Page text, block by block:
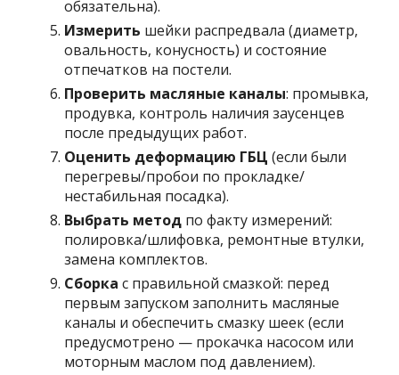
обязательна).
Измерить шейки распредвала (диаметр,
овальность, конусность) и состояние
отпечатков на постели.
Проверить масляные каналы: промывка,
продувка, контроль наличия заусенцев
после предыдущих работ.
Оценить деформацию ГБЦ (если были
перегревы/пробои по прокладке/
нестабильная посадка).
Выбрать метод по факту измерений:
полировка/шлифовка, ремонтные втулки,
замена комплектов.
Сборка с правильной смазкой: перед
первым запуском заполнить масляные
каналы и обеспечить смазку шеек (если
предусмотрено — прокачка насосом или
моторным маслом под давлением).